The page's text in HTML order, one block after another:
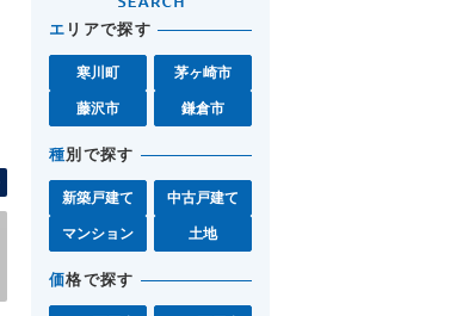
エ リアで探す
寒川町 茅ヶ崎市
藤沢市 鎌倉市
種別で探す
新築戸建て 中古戸建て
マンション 土地
価格で探す